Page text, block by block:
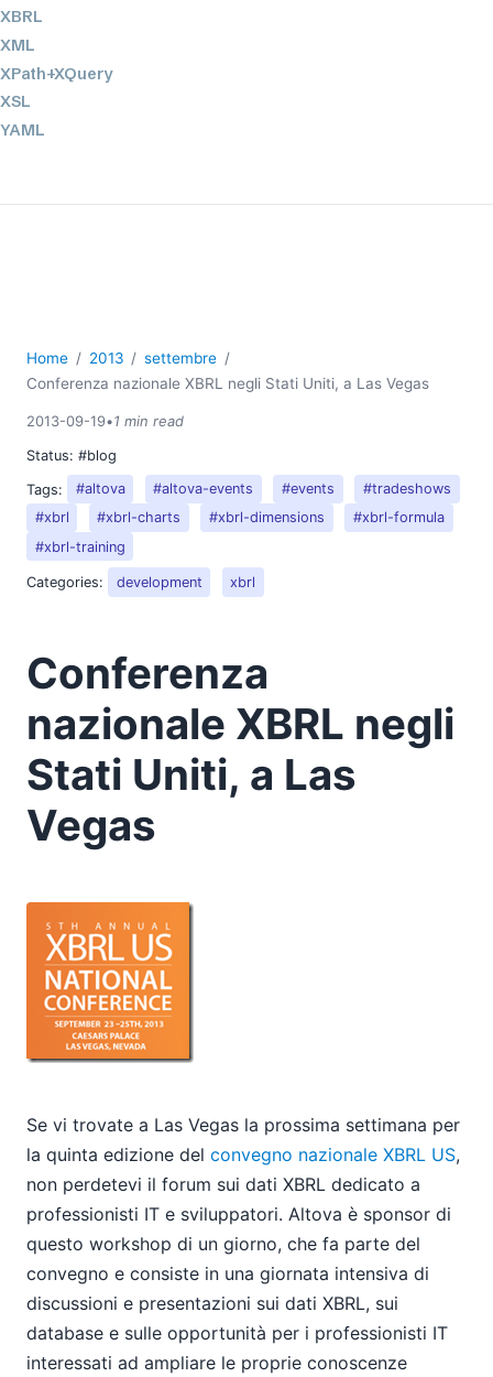
XBRL
XML
XPath+XQuery
XSL
YAML
2025
2019
2017
2016
2015
2014
2013
01
04
05
06
07
08
Espressioni XPath per la reportistica dei dati
Visitateci allo stand 535 la prossima settimana durante
Oracle OpenWorld
Utilizzare le espressioni XPath per affinare la selezione
dei dati
10
2011
2010
2009
2008
2007
Home 2013
settembre
Conferenza nazionale XBRL negli Stati Uniti, a Las Vegas
2013-09-19•1 min read
Status: #blog
Tags:
#altova #altova-events #events
#tradeshows
#xbrl
#xbrl-charts #xbrl-dimensions
#xbrl-formula
#xbrl-training
Categories: development xbrl
Conferenza
nazionale XBRL negli
Stati Uniti, a Las
Vegas
Se vi trovate a Las Vegas la prossima settimana per
la quinta edizione del convegno nazionale XBRL US,
non perdetevi il forum sui dati XBRL dedicato a
professionisti IT e sviluppatori. Altova è sponsor di
questo workshop di un giorno, che fa parte del
convegno e consiste in una giornata intensiva di
discussioni e presentazioni sui dati XBRL, sui
database e sulle opportunità per i professionisti IT
interessati ad ampliare le proprie conoscenze